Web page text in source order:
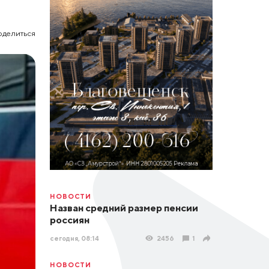
НОВОСТИ
Назван средний размер пенсии
россиян
сегодня, 08:14 2456 1
НОВОСТИ